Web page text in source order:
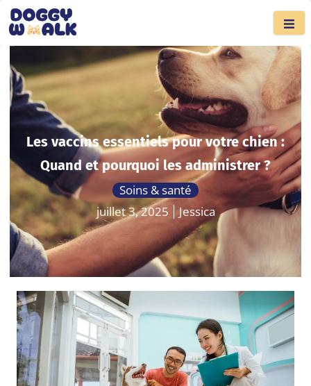
Les vaccins essentiels pour votre chien :
Quand et pourquoi les administrer ?
Soins & santé
juillet 3, 2025
Jessica